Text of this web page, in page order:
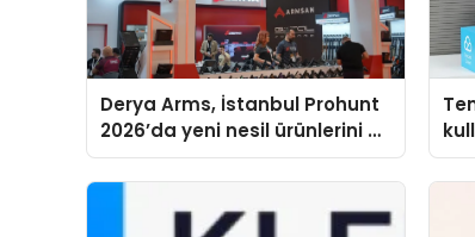
Derya Arms, İstanbul Prohunt
2026’da yeni nesil ürünlerini ve
global marka vizyonunu
sergiledi